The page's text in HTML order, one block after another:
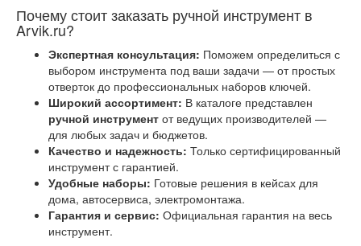
Почему стоит заказать ручной инструмент в
Arvik.ru?
Экспертная консультация: Поможем определиться с
выбором инструмента под ваши задачи — от простых
отверток до профессиональных наборов ключей.
Широкий ассортимент: В каталоге представлен
ручной инструмент от ведущих производителей —
для любых задач и бюджетов.
Качество и надежность: Только сертифицированный
инструмент с гарантией.
Удобные наборы: Готовые решения в кейсах для
дома, автосервиса, электромонтажа.
Гарантия и сервис: Официальная гарантия на весь
инструмент.